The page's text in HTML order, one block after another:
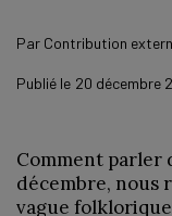
Par Contribution
Publié le 20 décembre
Comment parler
décembre, nous
vague